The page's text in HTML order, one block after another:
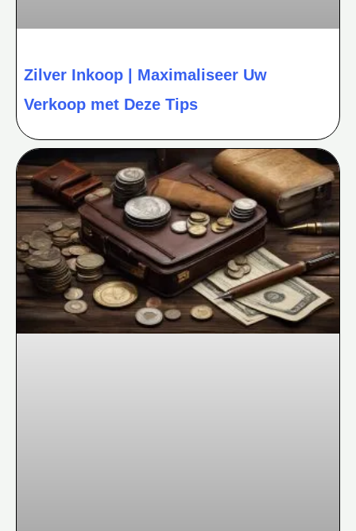
Zilver Inkoop | Maximaliseer Uw
Verkoop met Deze Tips